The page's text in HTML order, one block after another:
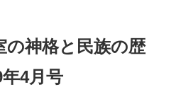
神格と民族の歴
4月号